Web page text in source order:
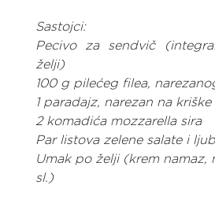
Sastojci:
Pecivo za sendvič
želji)
100 g pilećeg filea,
1 paradajz, narezan na kriške
2 komadića mozzarella sira
Par listova zelene salate i
Umak po želji (krem namaz,
sl.)